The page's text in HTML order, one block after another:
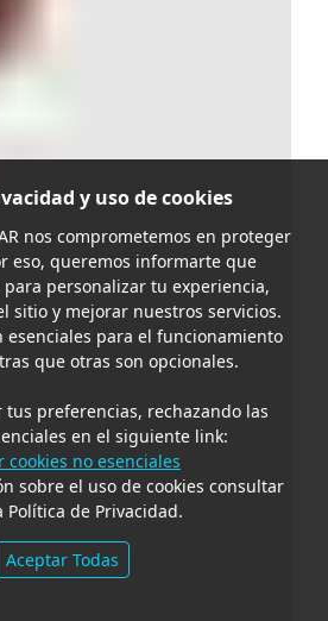
y uso de cookies
nos comprometemos en proteger
eso, queremos informarte que
para personalizar tu experiencia,
sitio y mejorar nuestros servicios.
esenciales para el funcionamiento
que otras son opcionales.
tus preferencias, rechazando las
en el siguiente link:
cookies no esenciales
sobre el uso de cookies consultar
Política de Privacidad.
Aceptar Todas